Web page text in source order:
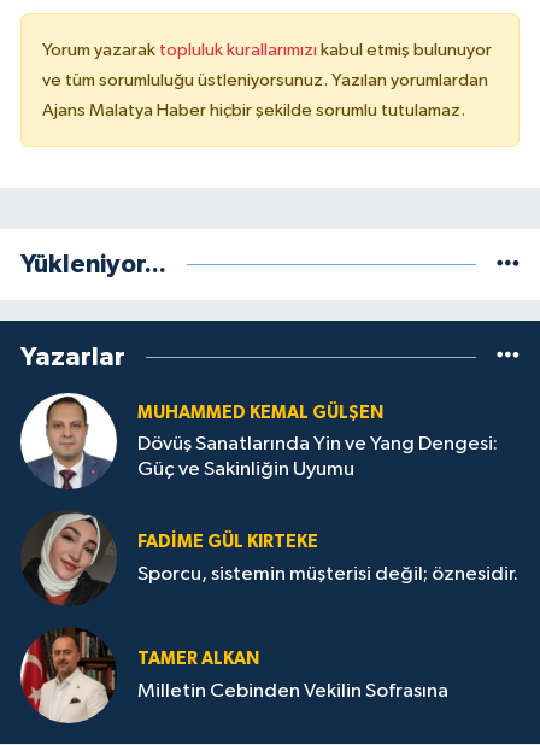
Yorum yazarak topluluk kurallarımızı kabul etmiş bulunuyor
ve tüm sorumluluğu üstleniyorsunuz. Yazılan yorumlardan
Ajans Malatya Haber hiçbir şekilde sorumlu tutulamaz.
Yükleniyor...
Yazarlar
MUHAMMED KEMAL GÜLŞEN
Dövüş Sanatlarında Yin ve Yang Dengesi:
Güç ve Sakinliğin Uyumu
FADIME GÜL KIRTEKE
Sporcu, sistemin müşterisi değil; öznesidir.
TAMER ALKAN
Milletin Cebinden Vekilin Sofrasına